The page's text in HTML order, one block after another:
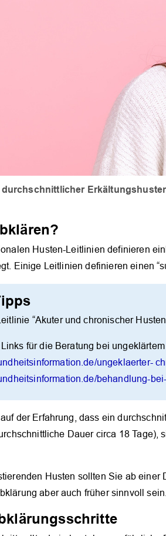
durchschnittlicher
Husten-Leitlinien definieren
Einige Leitlinien definieren einen
“Akuter und chronischer
für die Beratung bei
ungeklaerter-
behandlung-
der Erfahrung, dass ein
Dauer circa 18 Tage),
Husten sollten Sie ab einer
aber auch früher sinnvoll sein.